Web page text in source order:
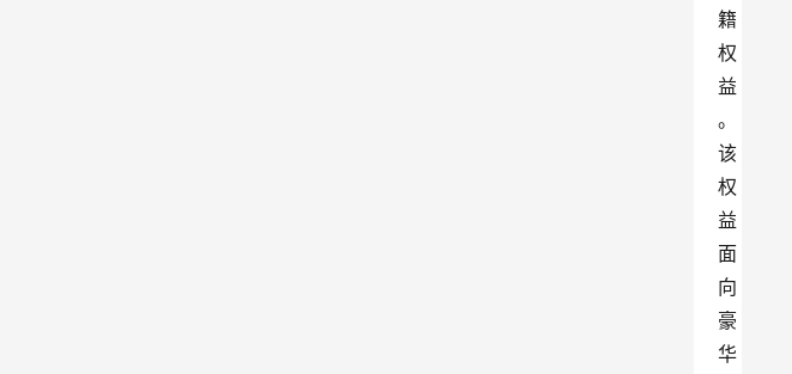
籍
权
益
。
该
权
益
面
向
豪
华